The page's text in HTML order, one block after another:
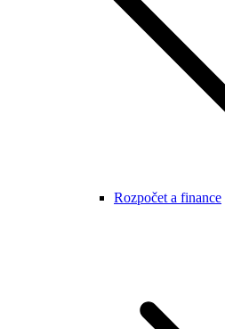
Rozpočet a finance